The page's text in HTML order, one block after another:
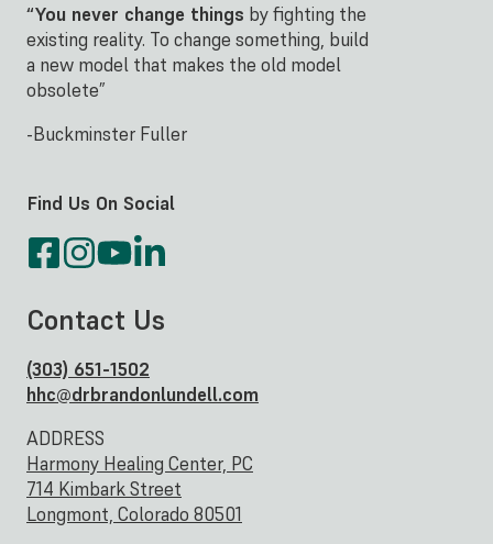
“You never change things by fighting the
existing reality. To change something, build
a new model that makes the old model
obsolete”
-Buckminster Fuller
Find Us On Social
Contact Us
(303) 651-1502
hhc@drbrandonlundell.com
ADDRESS
Harmony Healing Center, PC
714 Kimbark Street
Longmont, Colorado 80501